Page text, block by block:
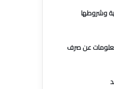
وشروطها
عن صرف